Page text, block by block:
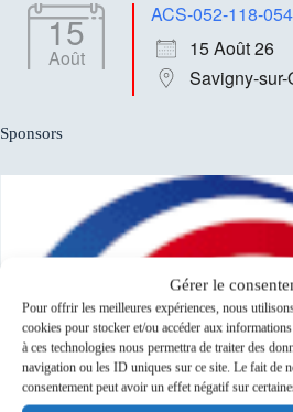
Gérer le
Pour offrir les meilleures expériences, nous
cookies pour stocker et/ou accéder aux
à ces technologies nous permettra de traiter des
navigation ou les ID uniques sur ce site. Le fait de
consentement peut avoir un effet négatif sur
15
Août
ACS-052-118-
15 Août 26
Savigny-sur-
Sponsors